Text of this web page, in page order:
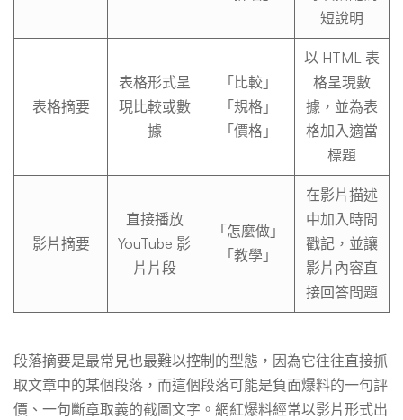
短說明
表格摘要
表格形式呈
現比較或數
據
「比較」
「規格」
「價格」
以 HTML 表
格呈現數
據，並為表
格加入適當
標題
影片摘要
直接播放
YouTube 影
片片段
「怎麼做」
「教學」
在影片描述
中加入時間
戳記，並讓
影片內容直
接回答問題
段落摘要是最常見也最難以控制的型態，因為它往往直接抓
取文章中的某個段落，而這個段落可能是負面爆料的一句評
價、一句斷章取義的截圖文字。網紅爆料經常以影片形式出